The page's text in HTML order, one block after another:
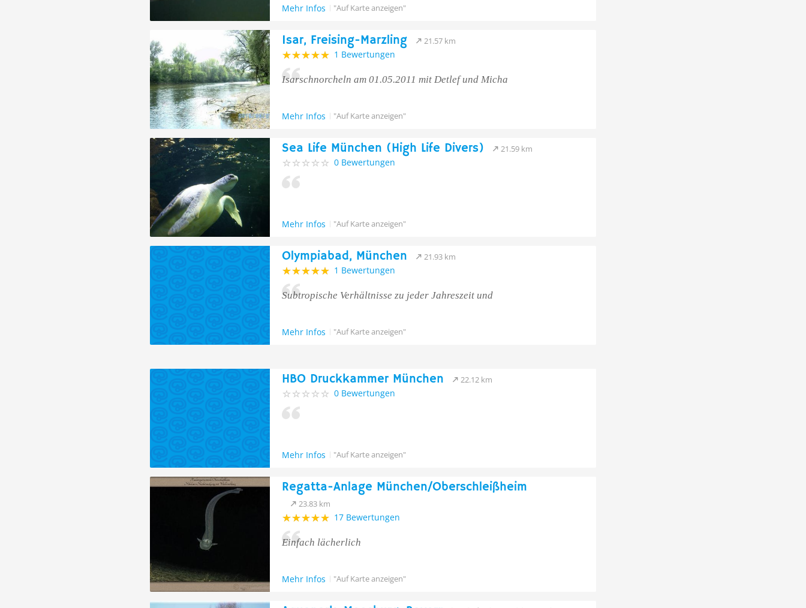
Mehr Infos "Auf Karte anzeigen"
Isar, Freising-Marzling 21.57 km
1 Bewertungen
Isarschnorcheln am 01.05.2011 mit Detlef und Micha
Mehr Infos "Auf Karte anzeigen"
Sea Life München (High Life Divers) 21.59 km
0 Bewertungen
Mehr Infos "Auf Karte anzeigen"
Olympiabad, München 21.93 km
1 Bewertungen
Subtropische Verhältnisse zu jeder Jahreszeit und
Mehr Infos "Auf Karte anzeigen"
HBO Druckkammer München 22.12 km
0 Bewertungen
Mehr Infos "Auf Karte anzeigen"
Regatta-Anlage München/Oberschleißheim
23.83 km
17 Bewertungen
Einfach lächerlich
Mehr Infos "Auf Karte anzeigen"